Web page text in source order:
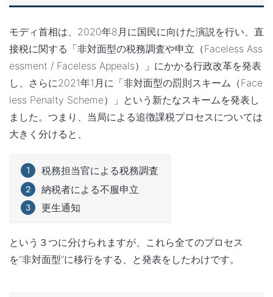
モディ首相は、2020年8月に国民に向けた演説を行い、直
接税に関する「非対面型の税務調査や申立（Faceless Ass
essment / Faceless Appeals）」にかかる行政改革を発表
し、さらに2021年1月に「非対面型の罰則スキーム（Face
less Penalty Scheme）」という新たなスキームを発表し
ました。つまり、当局による追徴課税プロセスについては
大きく分けると、
税務担当官による税務調査
納税者による不服申立
更生通知
という３つに分けられますが、これら全てのプロセス
を“非対面型”に移行をする、と発表をしたわけです。